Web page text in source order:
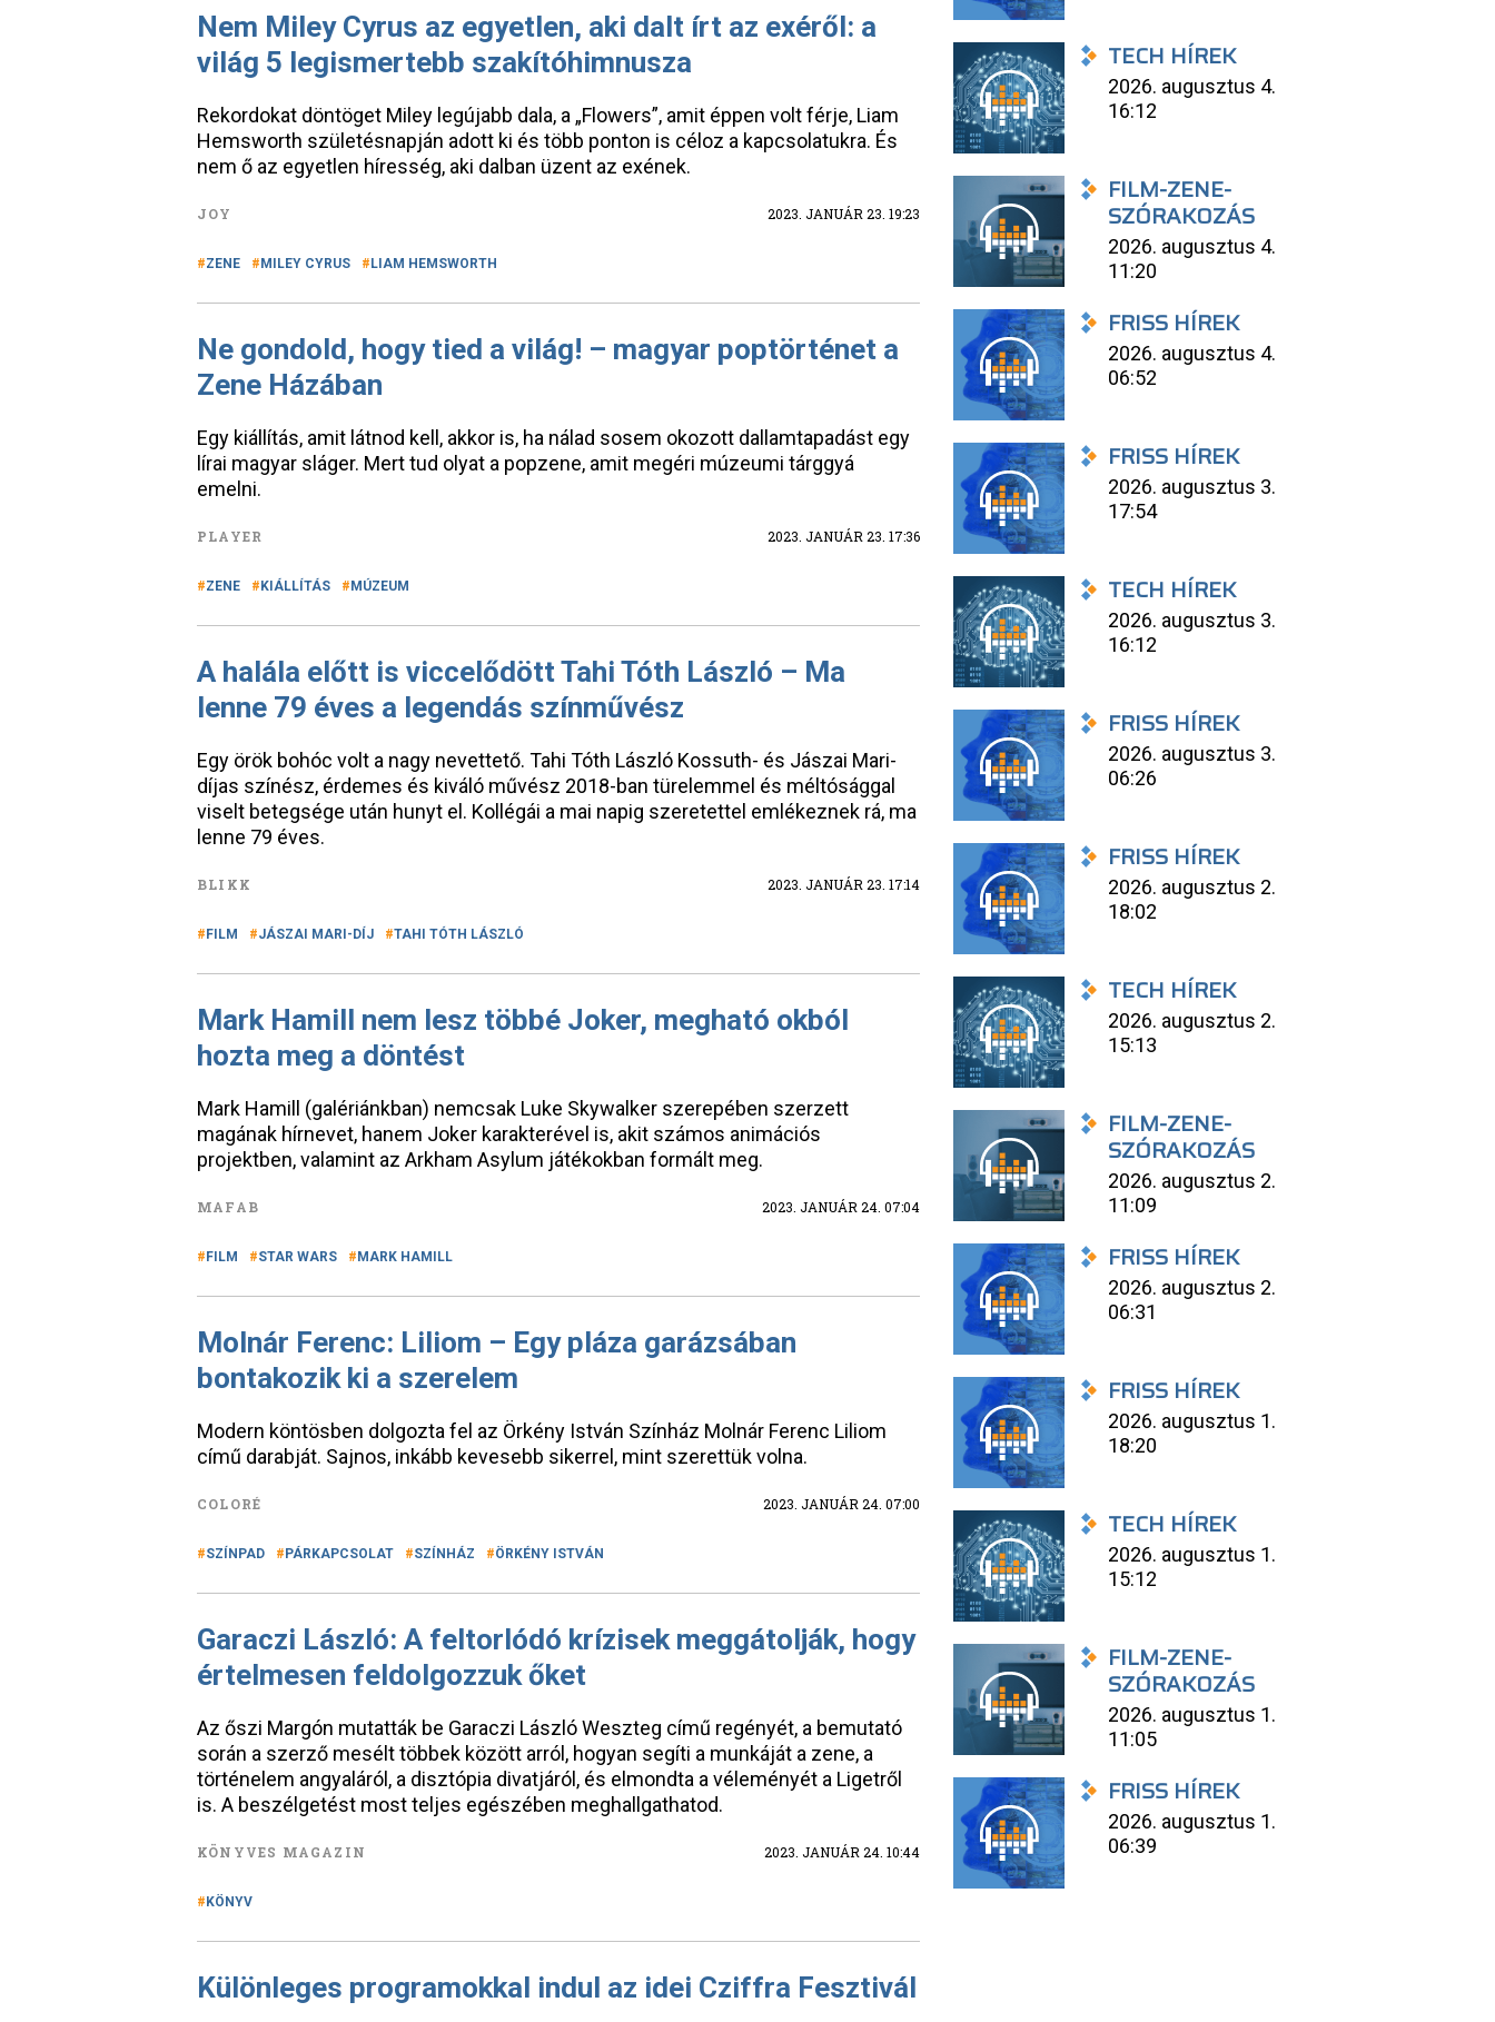
Nem Miley Cyrus az egyetlen, aki dalt írt az exéről: a
világ 5 legismertebb szakítóhimnusza
Rekordokat döntöget Miley legújabb dala, a „Flowers”, amit éppen volt férje, Liam
Hemsworth születésnapján adott ki és több ponton is céloz a kapcsolatukra. És
nem ő az egyetlen híresség, aki dalban üzent az exének.
JOY 2023. JANUÁR 23. 19:23
ZENE MILEY CYRUS LIAM HEMSWORTH
Ne gondold, hogy tied a világ! – magyar poptörténet a
Zene Házában
Egy kiállítás, amit látnod kell, akkor is, ha nálad sosem okozott dallamtapadást egy
lírai magyar sláger. Mert tud olyat a popzene, amit megéri múzeumi tárggyá
emelni.
PLAYER 2023. JANUÁR 23. 17:36
ZENE KIÁLLÍTÁS MÚZEUM
A halála előtt is viccelődött Tahi Tóth László – Ma
lenne 79 éves a legendás színművész
Egy örök bohóc volt a nagy nevettető. Tahi Tóth László Kossuth- és Jászai Mari-
díjas színész, érdemes és kiváló művész 2018-ban türelemmel és méltósággal
viselt betegsége után hunyt el. Kollégái a mai napig szeretettel emlékeznek rá, ma
lenne 79 éves.
BLIKK 2023. JANUÁR 23. 17:14
FILM JÁSZAI MARI-DÍJ TAHI TÓTH LÁSZLÓ
Mark Hamill nem lesz többé Joker, megható okból
hozta meg a döntést
Mark Hamill (galériánkban) nemcsak Luke Skywalker szerepében szerzett
magának hírnevet, hanem Joker karakterével is, akit számos animációs
projektben, valamint az Arkham Asylum játékokban formált meg.
MAFAB 2023. JANUÁR 24. 07:04
FILM STAR WARS MARK HAMILL
Molnár Ferenc: Liliom – Egy pláza garázsában
bontakozik ki a szerelem
Modern köntösben dolgozta fel az Örkény István Színház Molnár Ferenc Liliom
című darabját. Sajnos, inkább kevesebb sikerrel, mint szerettük volna.
COLORÉ 2023. JANUÁR 24. 07:00
SZÍNPAD PÁRKAPCSOLAT SZÍNHÁZ ÖRKÉNY ISTVÁN
Garaczi László: A feltorlódó krízisek meggátolják, hogy
értelmesen feldolgozzuk őket
Az őszi Margón mutatták be Garaczi László Weszteg című regényét, a bemutató
során a szerző mesélt többek között arról, hogyan segíti a munkáját a zene, a
történelem angyaláról, a disztópia divatjáról, és elmondta a véleményét a Ligetről
is. A beszélgetést most teljes egészében meghallgathatod.
KÖNYVES MAGAZIN 2023. JANUÁR 24. 10:44
KÖNYV
Különleges programokkal indul az idei Cziffra Fesztivál
TECH HÍREK
2026. augusztus 4.
16:12
FILM-ZENE-
SZÓRAKOZÁS
2026. augusztus 4.
11:20
FRISS HÍREK
2026. augusztus 4.
06:52
FRISS HÍREK
2026. augusztus 3.
17:54
TECH HÍREK
2026. augusztus 3.
16:12
FRISS HÍREK
2026. augusztus 3.
06:26
FRISS HÍREK
2026. augusztus 2.
18:02
TECH HÍREK
2026. augusztus 2.
15:13
FILM-ZENE-
SZÓRAKOZÁS
2026. augusztus 2.
11:09
FRISS HÍREK
2026. augusztus 2.
06:31
FRISS HÍREK
2026. augusztus 1.
18:20
TECH HÍREK
2026. augusztus 1.
15:12
FILM-ZENE-
SZÓRAKOZÁS
2026. augusztus 1.
11:05
FRISS HÍREK
2026. augusztus 1.
06:39